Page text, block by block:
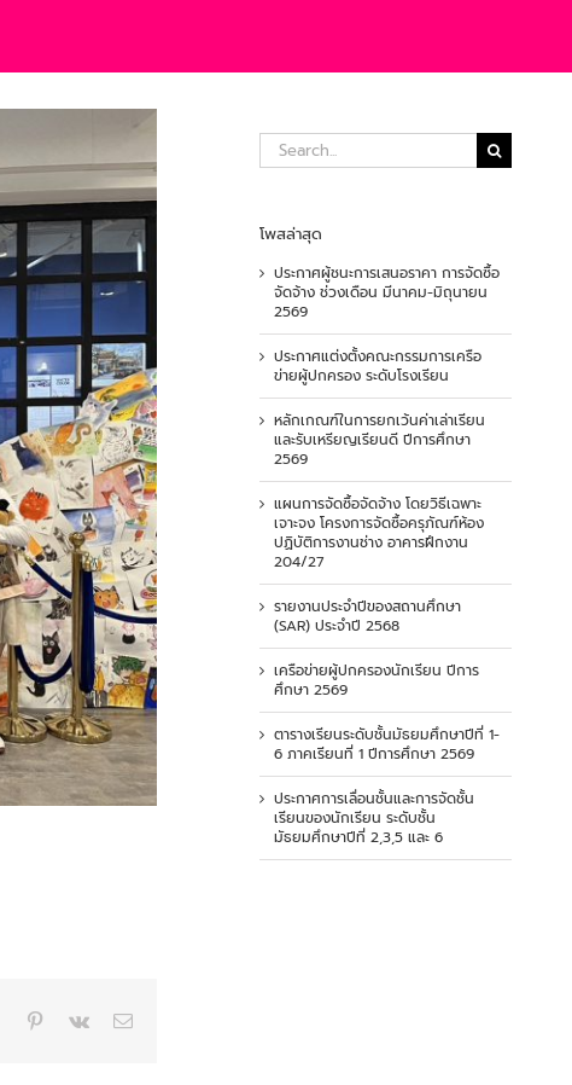
Tumblr Pinterest
Vk Email
Search
for:
โพสล่าสุด
ประกาศผู้ชนะการเสนอราคา การจัดซื้อ
จัดจ้าง ช่วงเดือน มีนาคม-มิถุนายน
2569
ประกาศแต่งตั้งคณะกรรมการเครือ
ข่ายผู้ปกครอง ระดับโรงเรียน
หลักเกณฑ์ในการยกเว้นค่าเล่าเรียน
และรับเหรียญเรียนดี ปีการศึกษา
2569
แผนการจัดซื้อจัดจ้าง โดยวิธีเฉพาะ
เจาะจง โครงการจัดซื้อครุภัณฑ์ห้อง
ปฏิบัติการงานช่าง อาคารฝึกงาน
204/27
รายงานประจำปีของสถานศึกษา
(SAR) ประจำปี 2568
เครือข่ายผู้ปกครองนักเรียน ปีการ
ศึกษา 2569
ตารางเรียนระดับชั้นมัธยมศึกษาปีที่ 1-
6 ภาคเรียนที่ 1 ปีการศึกษา 2569
ประกาศการเลื่อนชั้นและการจัดชั้น
เรียนของนักเรียน ระดับชั้น
มัธยมศึกษาปีที่ 2,3,5 และ 6